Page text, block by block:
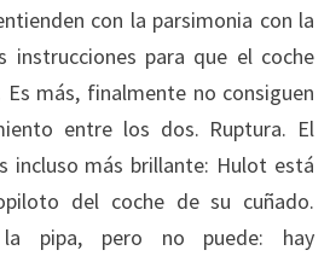
con la parsimonia con la
instrucciones para que el coche
Es más, finalmente no consiguen
entre los dos. Ruptura. El
incluso más brillante: Hulot está
del coche de su cuñado.
la pipa, pero no puede: hay